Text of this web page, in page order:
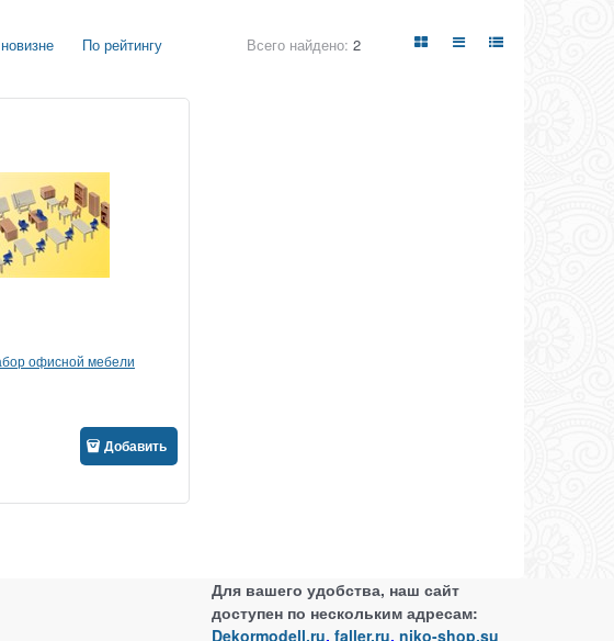
По рейтингу Всего найдено: 2
офисной мебели
Добавить
Для вашего удобства, наш сайт
доступен по нескольким адресам:
Dekormodell.ru, faller.ru, niko-shop.su